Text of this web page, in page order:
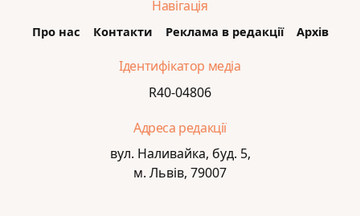
Навігація
Про нас Контакти Реклама в редакції Архів
Ідентифікатор медіа
R40-04806
Адреса редакції
вул. Наливайка, буд. 5,
м. Львів, 79007